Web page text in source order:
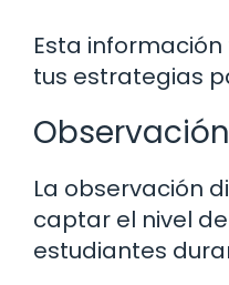
Esta
tus estrategias
La observación
captar el nivel
estudiantes